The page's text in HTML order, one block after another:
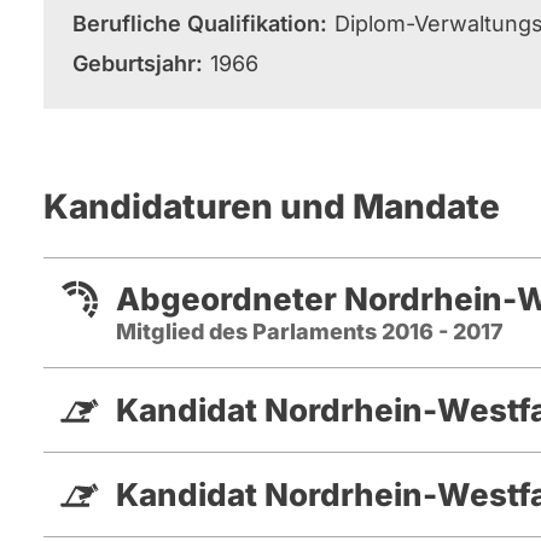
Berufliche Qualifikation
Diplom-
Geburtsjahr 1966
Kandidaturen und Mandate
Abgeordneter Nordrhein-
Mitglied des Parlaments 2016 - 2017
Kandidat Nordrhein-
Kandidat Nordrhein-